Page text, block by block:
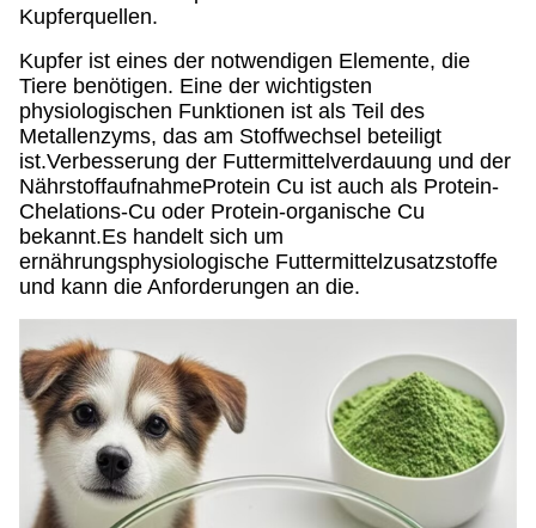
Kupferquellen.
Kupfer ist eines der notwendigen Elemente, die
Tiere benötigen. Eine der wichtigsten
physiologischen Funktionen ist als Teil des
Metallenzyms, das am Stoffwechsel beteiligt
ist.Verbesserung der Futtermittelverdauung und der
NährstoffaufnahmeProtein Cu ist auch als Protein-
Chelations-Cu oder Protein-organische Cu
bekannt.Es handelt sich um
ernährungsphysiologische Futtermittelzusatzstoffe
und kann die Anforderungen an die.